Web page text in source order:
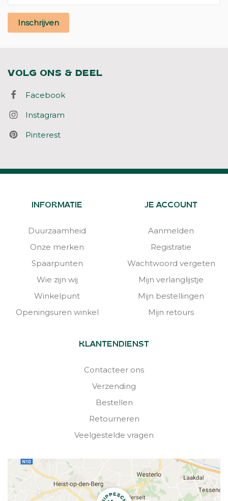
Inschrijven
VOLG ONS & DEEL
Facebook
Instagram
Pinterest
INFORMATIE
Duurzaamheid
Onze merken
Spaarpunten
Wie zijn wij
Winkelpunt
Openingsuren winkel
JE ACCOUNT
Aanmelden
Registratie
Wachtwoord vergeten
Mijn verlanglijstje
Mijn bestellingen
Mijn retours
KLANTENDIENST
Contacteer ons
Verzending
Bestellen
Retourneren
Veelgestelde vragen